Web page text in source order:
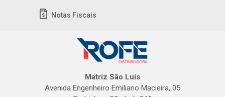
Notas Fiscais
Matriz São Luís
Avenida Engenheiro Emiliano Macieira, 05